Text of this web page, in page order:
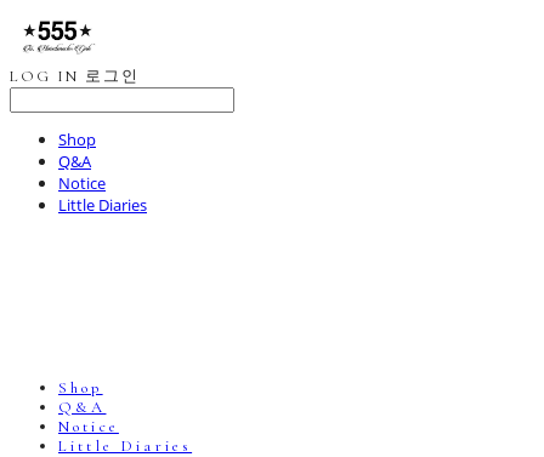
LOG IN 로그인
Shop
Q&A
Notice
Little Diaries
Shop
Q&A
Notice
Little Diaries